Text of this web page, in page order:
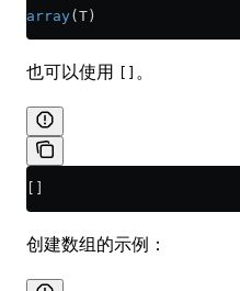
array(T)
也可以使用 。
创建数组的示例：